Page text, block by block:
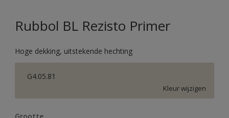
Rubbol BL Rezisto Primer
Hoge dekking, uitstekende hechting
G4.05.81
Kleur wijzigen